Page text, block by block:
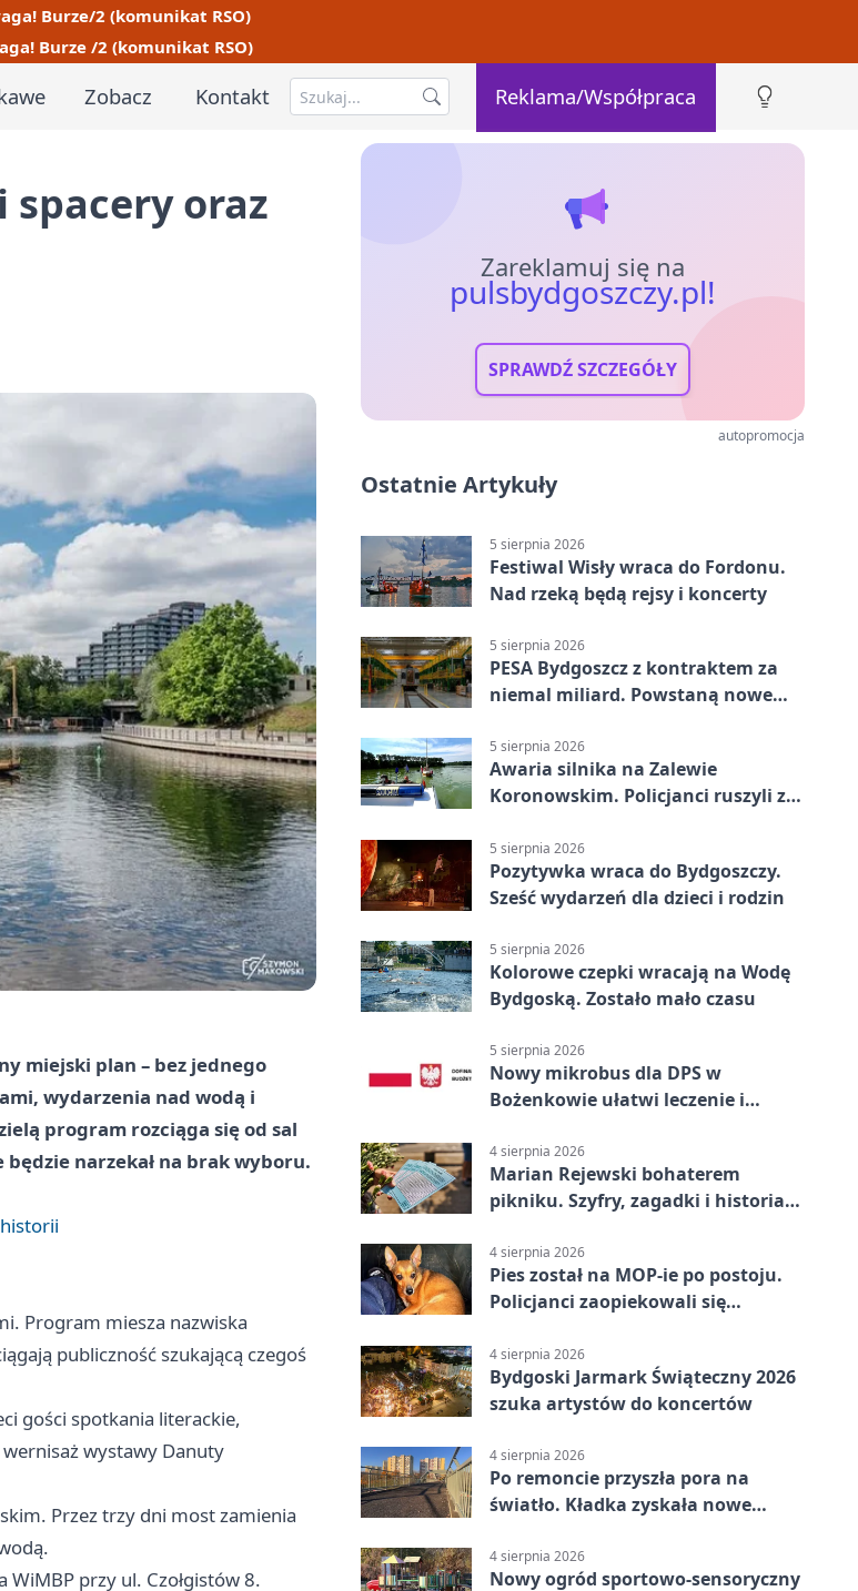
Burze/2 (komunikat RSO)
Burze /2 (komunikat RSO)
Zobacz Kontakt Reklama/Współpraca
oraz
miejski plan – bez jednego
wydarzenia nad wodą i
program rozciąga się od sal
narzekał na brak wyboru.
Program miesza nazwiska
publiczność szukającą czegoś
gości spotkania literackie,
wystawy Danuty
Przez trzy dni most zamienia
przy ul. Czołgistów 8.
Zareklamuj się na
pulsbydgoszczy.pl!
SPRAWDŹ SZCZEGÓŁY
autopromocja
Ostatnie Artykuły
5 sierpnia 2026
Festiwal Wisły wraca do Fordonu.
Nad rzeką będą rejsy i koncerty
5 sierpnia 2026
PESA Bydgoszcz z kontraktem za
niemal miliard. Powstaną nowe
5 sierpnia 2026
Awaria silnika na Zalewie
Koronowskim. Policjanci ruszyli z
5 sierpnia 2026
Pozytywka wraca do Bydgoszczy.
Sześć wydarzeń dla dzieci i rodzin
5 sierpnia 2026
Kolorowe czepki wracają na Wodę
Bydgoską. Zostało mało czasu
5 sierpnia 2026
Nowy mikrobus dla DPS w
Bożenkowie ułatwi leczenie i
4 sierpnia 2026
Marian Rejewski bohaterem
pikniku. Szyfry, zagadki i historia
4 sierpnia 2026
Pies został na MOP-ie po postoju.
Policjanci zaopiekowali się
4 sierpnia 2026
Bydgoski Jarmark Świąteczny 2026
szuka artystów do koncertów
4 sierpnia 2026
Po remoncie przyszła pora na
światło. Kładka zyskała nowe
4 sierpnia 2026
Nowy ogród sportowo-sensoryczny